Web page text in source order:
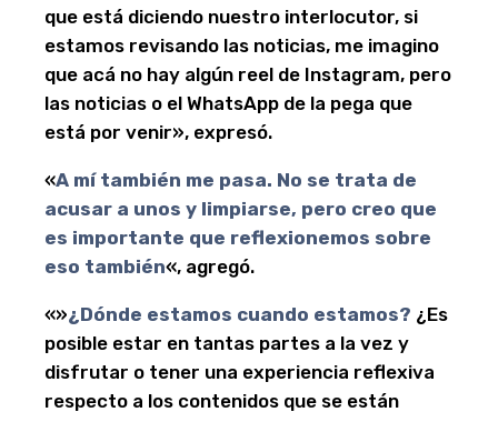
que está diciendo nuestro interlocutor, si
estamos revisando las noticias, me imagino
que acá no hay algún reel de Instagram, pero
las noticias o el WhatsApp de la pega que
está por venir», expresó.
«A mí también me pasa. No se trata de
acusar a unos y limpiarse, pero creo que
es importante que reflexionemos sobre
eso también«, agregó.
«»¿Dónde estamos cuando estamos? ¿Es
posible estar en tantas partes a la vez y
disfrutar o tener una experiencia reflexiva
respecto a los contenidos que se están